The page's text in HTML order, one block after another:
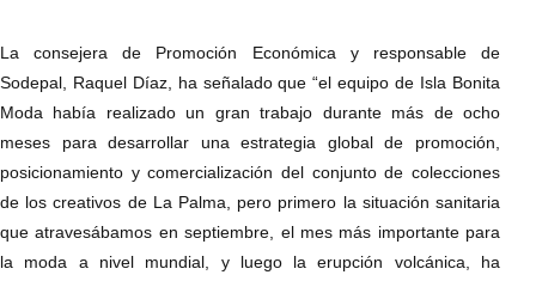
La consejera de Promoción Económica y responsable de
Sodepal, Raquel Díaz, ha señalado que “el equipo de Isla Bonita
Moda había realizado un gran trabajo durante más de ocho
meses para desarrollar una estrategia global de promoción,
posicionamiento y comercialización del conjunto de colecciones
de los creativos de La Palma, pero primero la situación sanitaria
que atravesábamos en septiembre, el mes más importante para
la moda a nivel mundial, y luego la erupción volcánica, ha